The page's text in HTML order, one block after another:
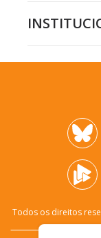
Todos os direitos